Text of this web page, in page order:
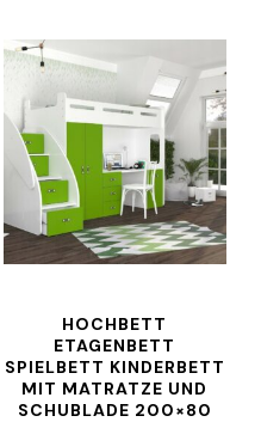
HOCHBETT
ETAGENBETT
SPIELBETT KINDERBETT
MIT MATRATZE UND
SCHUBLADE 200×80